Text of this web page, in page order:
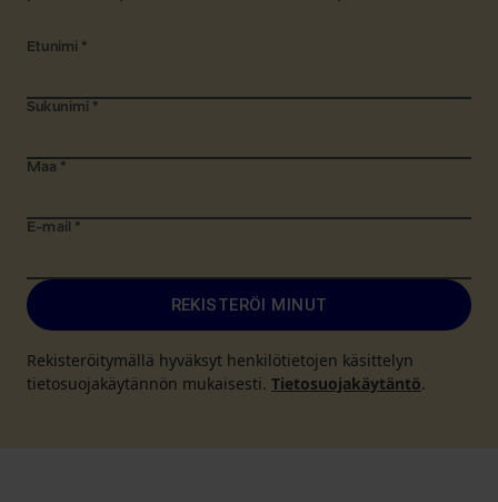
Etunimi *
Sukunimi *
Maa *
E-mail *
REKISTERÖI MINUT
Rekisteröitymällä hyväksyt henkilötietojen käsittelyn
tietosuojakäytännön mukaisesti. Tietosuojakäytäntö.